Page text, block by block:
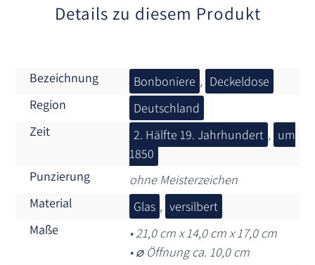
Details zu diesem Produkt
Bezeichnung Bonboniere , Deckeldose
Region
Deutschland
Zeit
2. Hälfte 19. Jahrhundert , um
1850
Punzierung
ohne Meisterzeichen
Material
Glas , versilbert
Maße
• 21,0 cm x 14,0 cm x 17,0 cm
• ⌀ Öffnung ca. 10,0 cm